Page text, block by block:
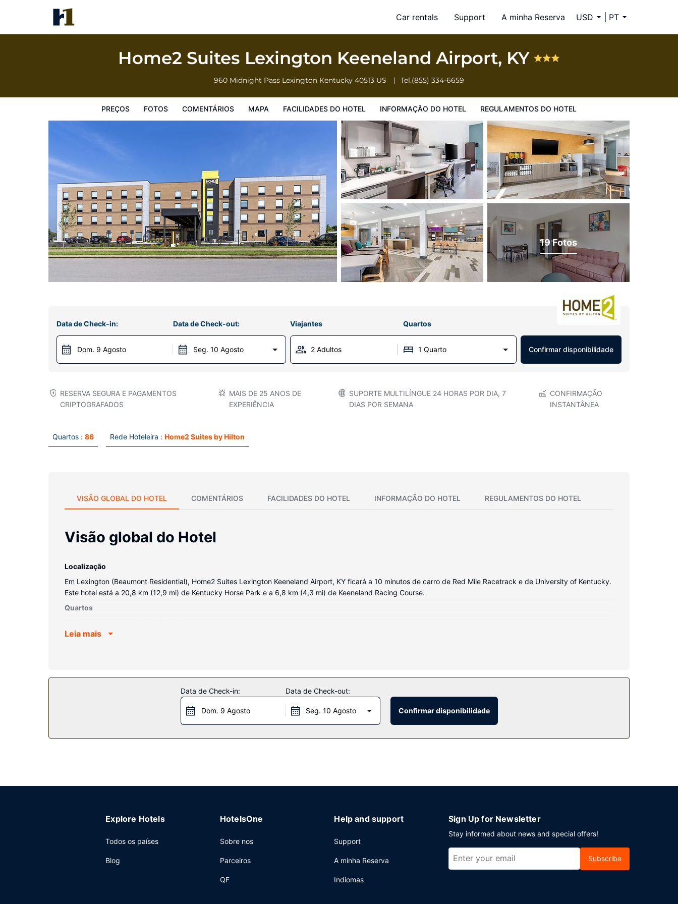
Car rentals Support A minha Reserva USD PT
Home2 Suites Lexington Keeneland Airport, KY
960 Midnight Pass Lexington Kentucky 40513 US Tel.(855) 334-6659
PREÇOS FOTOS COMENTÁRIOS MAPA FACILIDADES DO HOTEL INFORMAÇÃO DO HOTEL REGULAMENTOS DO HOTEL
Home2 Suites Lexington Keeneland Airport, KY
Preços Regulamentos do Hotel
19 Fotos
Data de Check-in:
Dom. 9 Agosto
Data de Check-out:
Seg. 10 Agosto
Viajantes Quartos
2 Adultos 1 Quarto Confirmar disponibilidade
RESERVA SEGURA E PAGAMENTOS
CRIPTOGRAFADOS
MAIS DE 25 ANOS DE
EXPERIÊNCIA
SUPORTE MULTILÍNGUE 24 HORAS POR DIA, 7
DIAS POR SEMANA
CONFIRMAÇÃO
INSTANTÂNEA
Quartos : 86 Rede Hoteleira : Home2 Suites by Hilton
VISÃO GLOBAL DO HOTEL COMENTÁRIOS FACILIDADES DO HOTEL INFORMAÇÃO DO HOTEL REGULAMENTOS DO HOTEL
Visão global do Hotel
Localização
Em Lexington (Beaumont Residential), Home2 Suites Lexington Keeneland Airport, KY ficará a 10 minutos de carro de Red Mile Racetrack e de University of Kentucky.
Este hotel está a 20,8 km (12,9 mi) de Kentucky Horse Park e a 6,8 km (4,3 mi) de Keeneland Racing Course.
Quartos
Serviço do hotel
Restaurante
Comece as suas manhãs da melhor forma com um pequeno-almoço buffet grátis, servido diariamente.
As principais comodidades incluem acesso à internet com fios grátis, um business center aberto 24 horas e uma receção aberta 24 horas. Há estacionamento grátis
Leia mais
Data de Check-in:
Dom. 9 Agosto
Data de Check-out:
Seg. 10 Agosto Confirmar disponibilidade
Explore Hotels
Todos os países
Blog
HotelsOne
Sobre nos
Parceiros
QF
Help and support
Support
A minha Reserva
Indiomas
Sign Up for Newsletter
Stay informed about news and special offers!
Subscribe